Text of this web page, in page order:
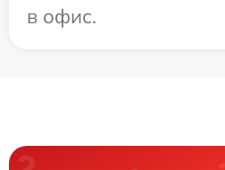
в офис.